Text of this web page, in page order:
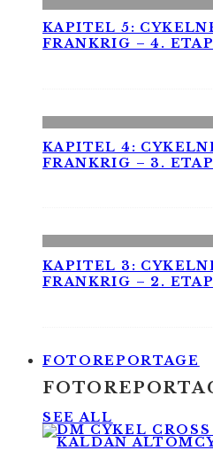
KAPITEL 5:
FRANKRIG – 4.
KAPITEL 4:
FRANKRIG – 3.
KAPITEL 3:
FRANKRIG – 2.
FOTOREPORTAGE
SEE ALL